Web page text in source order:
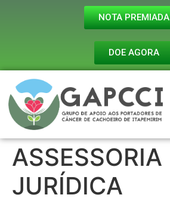
NOTA PREMIADA
DOE AGORA
ASSESSORIA
JURÍDICA